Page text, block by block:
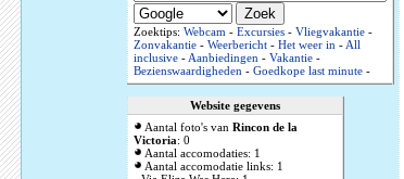
Zoektips: Webcam - Excursies - Vliegvakantie -
Zonvakantie - Weerbericht - Het weer in -All
inclusive -Aanbiedingen - Vakantie -
Bezienswaardigheden - Goedkope last minute -
Website gegevens
Aantal foto's van Rincon de la
Victoria: 0
Aantal accomodaties: 1
Aantal accomodatie links: 1